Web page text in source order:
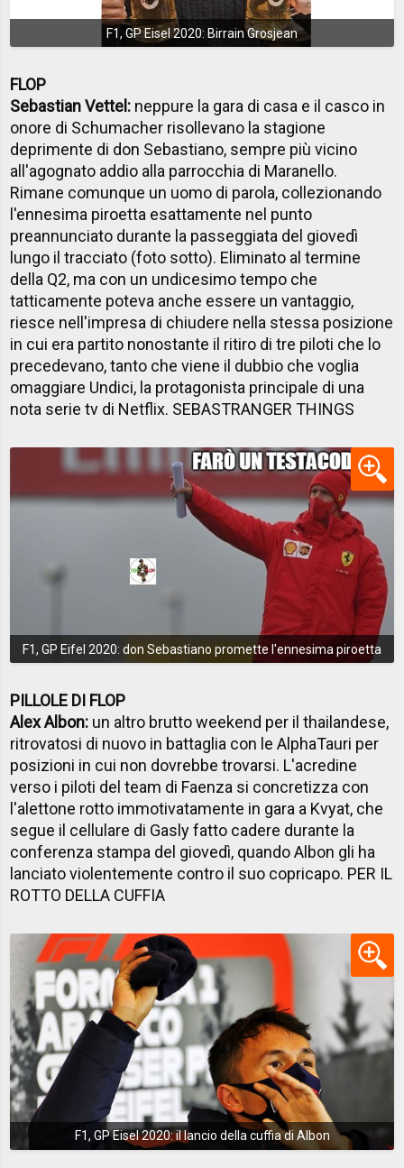
F1, GP Eisel 2020: Birrain Grosjean
FLOP
Sebastian Vettel: neppure la gara di casa e il casco in
onore di Schumacher risollevano la stagione
deprimente di don Sebastiano, sempre più vicino
all'agognato addio alla parrocchia di Maranello.
Rimane comunque un uomo di parola, collezionando
l'ennesima piroetta esattamente nel punto
preannunciato durante la passeggiata del giovedì
lungo il tracciato (foto sotto). Eliminato al termine
della Q2, ma con un undicesimo tempo che
tatticamente poteva anche essere un vantaggio,
riesce nell'impresa di chiudere nella stessa posizione
in cui era partito nonostante il ritiro di tre piloti che lo
precedevano, tanto che viene il dubbio che voglia
omaggiare Undici, la protagonista principale di una
nota serie tv di Netflix. SEBASTRANGER THINGS
F1, GP Eifel 2020: don Sebastiano promette l'ennesima piroetta
PILLOLE DI FLOP
Alex Albon: un altro brutto weekend per il thailandese,
ritrovatosi di nuovo in battaglia con le AlphaTauri per
posizioni in cui non dovrebbe trovarsi. L'acredine
verso i piloti del team di Faenza si concretizza con
l'alettone rotto immotivatamente in gara a Kvyat, che
segue il cellulare di Gasly fatto cadere durante la
conferenza stampa del giovedì, quando Albon gli ha
lanciato violentemente contro il suo copricapo. PER IL
ROTTO DELLA CUFFIA
F1, GP Eisel 2020: il lancio della cuffia di Albon